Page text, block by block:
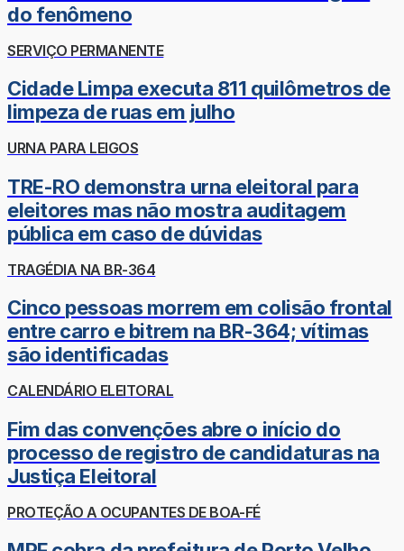
do fenômeno
SERVIÇO PERMANENTE
Cidade Limpa executa 811 quilômetros de
limpeza de ruas em julho
URNA PARA LEIGOS
TRE-RO demonstra urna eleitoral para
eleitores mas não mostra auditagem
pública em caso de dúvidas
TRAGÉDIA NA BR-364
Cinco pessoas morrem em colisão frontal
entre carro e bitrem na BR-364; vítimas
são identificadas
CALENDÁRIO ELEITORAL
Fim das convenções abre o início do
processo de registro de candidaturas na
Justiça Eleitoral
PROTEÇÃO A OCUPANTES DE BOA-FÉ